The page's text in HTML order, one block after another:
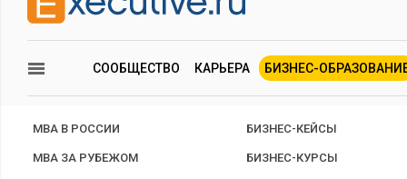
СООБЩЕСТВО КАРЬЕРА БИЗНЕС-
MBA В РОССИИ
MBA ЗА РУБЕЖОМ
БИЗНЕС-КЕЙСЫ
БИЗНЕС-КУРСЫ